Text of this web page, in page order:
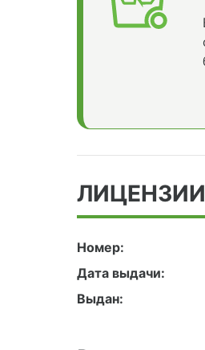
ЛИЦЕНЗИИ
Номер:
Дата выдачи:
Выдан: